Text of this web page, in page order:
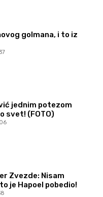
golmana, i to iz
jednim potezom
svet! (FOTO)
Zvezde: Nisam
je Hapoel pobedio!